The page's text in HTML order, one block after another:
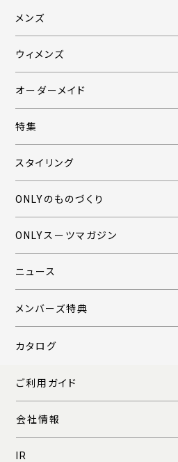
メンズ
ウィメンズ
オーダーメイド
特集
スタイリング
ONLYのものづくり
ONLYスーツマガジン
ニュース
メンバーズ特典
カタログ
ご利用ガイド
会社情報
IR